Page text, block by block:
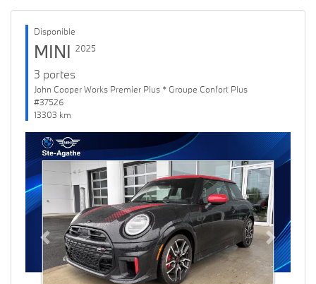
Disponible
MINI 2025
3 portes
John Cooper Works Premier Plus * Groupe Confort Plus
#37526
13303 km
Previous Next